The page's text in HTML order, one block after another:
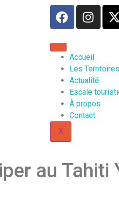
Accueil
Les
Actualité
Escale
À propos
Contact
X
au Tahiti